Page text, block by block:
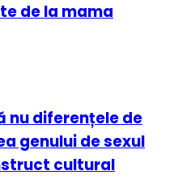
de la mama
nu diferențele de
genului de sexul
cultural